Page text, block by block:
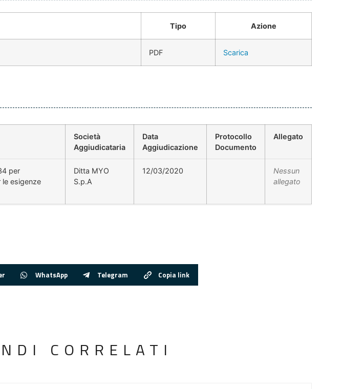
Tipo Azione
PDF Scarica
Società
Aggiudicataria
Data
Aggiudicazione
Protocollo
Documento
Allegato
per
le esigenze
Ditta MYO
S.p.A
12/03/2020
Nessun
allegato
WhatsApp Telegram Copia link
CORRELATI